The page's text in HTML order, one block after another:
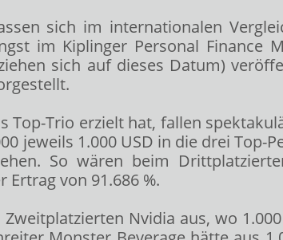
sich im internationalen
im Kiplinger Personal Finance
sich auf dieses Datum)
Top-Trio erzielt hat, fallen
jeweils 1.000 USD in die drei
So wären beim
von 91.686 %.
Nvidia aus, wo